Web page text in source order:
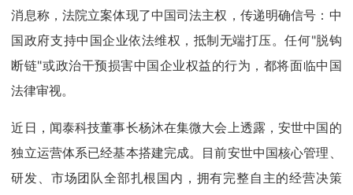
消息称，法院立案体现了中国司法主权，传递明确信号：中
国政府支持中国企业依法维权，抵制无端打压。任何"脱钩
断链"或政治干预损害中国企业权益的行为，都将面临中国
法律审视。
近日，闻泰科技董事长杨沐在集微大会上透露，安世中国的
独立运营体系已经基本搭建完成。目前安世中国核心管理、
研发、市场团队全部扎根国内，拥有完整自主的经营决策